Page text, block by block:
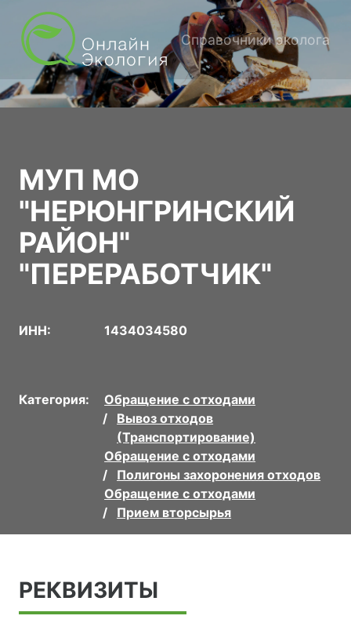
Справочники эколога
МУП МО
"НЕРЮНГРИНСКИЙ
РАЙОН"
"ПЕРЕРАБОТЧИК"
ИНН: 1434034580
Категория:
Обращение с отходами
Вывоз отходов
(Транспортирование)
Обращение с отходами
Полигоны захоронения отходов
Обращение с отходами
Прием вторсырья
РЕКВИЗИТЫ